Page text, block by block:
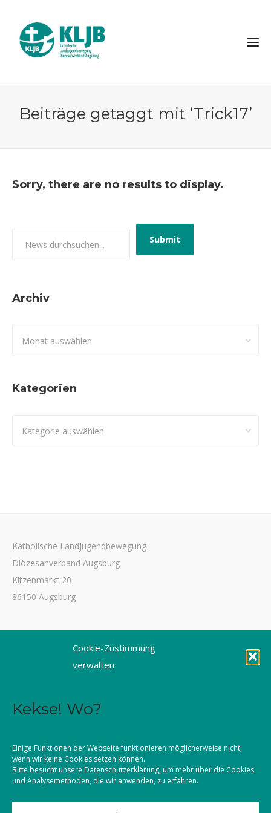
Cookie-Zustimmung
verwalten
Kekse! Wo?
Einige Funktionen der Webseite funktionieren möglicherweise nicht,
wenn wir keine Cookies setzen können.
Bitte besucht unsere Datenschutzerklärung, um mehr über die Cookies
und Analysemethoden, die wir anwenden, zu erfahren.
Beiträge getaggt mit ‘Trick17’
Sorry, there are no results to display.
Archiv
Kategorien
Katholische Landjugendbewegung
Diözesanverband Augsburg
Kitzenmarkt 20
86150 Augsburg
Fax 0821 3166-3459
E-Mail: dioezesanstelle@kljb-augsburg.de
Impressum
Kontakt